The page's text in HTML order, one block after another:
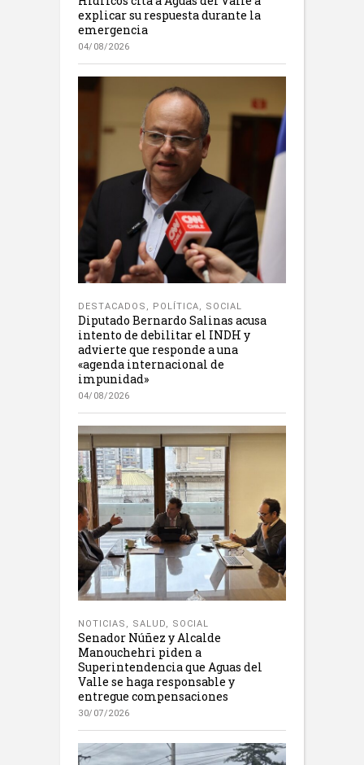
explicar su respuesta durante la
emergencia
04/08/2026
DESTACADOS , POLÍTICA, SOCIAL
Diputado Bernardo Salinas acusa
intento de debilitar el INDH y
advierte que responde a una
«agenda internacional de
impunidad»
04/08/2026
NOTICIAS , SALUD, SOCIAL
Senador Núñez y Alcalde
Manouchehri piden a
Superintendencia que Aguas del
Valle se haga responsable y
entregue compensaciones
30/07/2026